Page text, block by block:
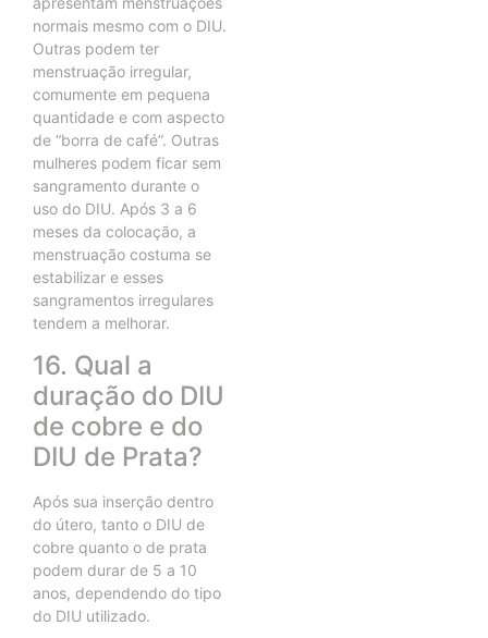
normais mesmo com o DIU.
Outras podem ter
menstruação irregular,
comumente em pequena
quantidade e com aspecto
de “borra de café”. Outras
mulheres podem ficar sem
sangramento durante o
uso do DIU. Após 3 a 6
meses da colocação, a
menstruação costuma se
estabilizar e esses
sangramentos irregulares
tendem a melhorar.
16. Qual a
duração do DIU
de cobre e do
DIU de Prata?
Após sua inserção dentro
do útero, tanto o DIU de
cobre quanto o de prata
podem durar de 5 a 10
anos, dependendo do tipo
do DIU utilizado.